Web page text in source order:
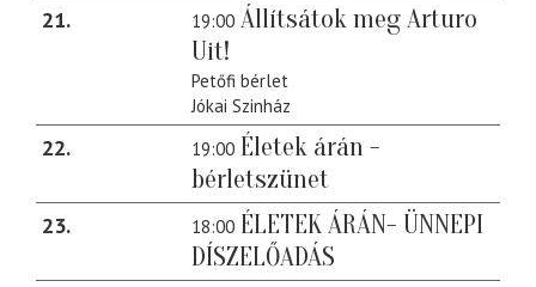
21 19:00 Állítsátok meg Arturo
Uit!
Petőfi bérlet
Jókai Szinház
22 19:00 Életek árán -
bérletszünet
23 18:00 ÉLETEK ÁRÁN- ÜNNEPI
DÍSZELŐADÁS